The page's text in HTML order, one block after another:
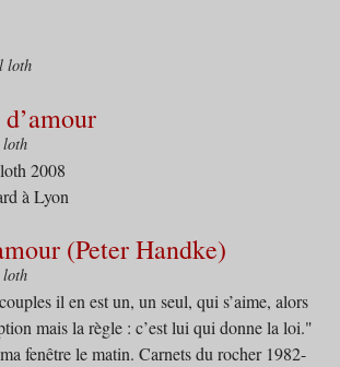
loth
2008
à Lyon
(Peter Handke)
il en est un, un seul, qui s’aime, alors
mais la règle : c’est lui qui donne la loi."
fenêtre le matin. Carnets du rocher 1982-